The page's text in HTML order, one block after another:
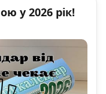
у 2026 рік!